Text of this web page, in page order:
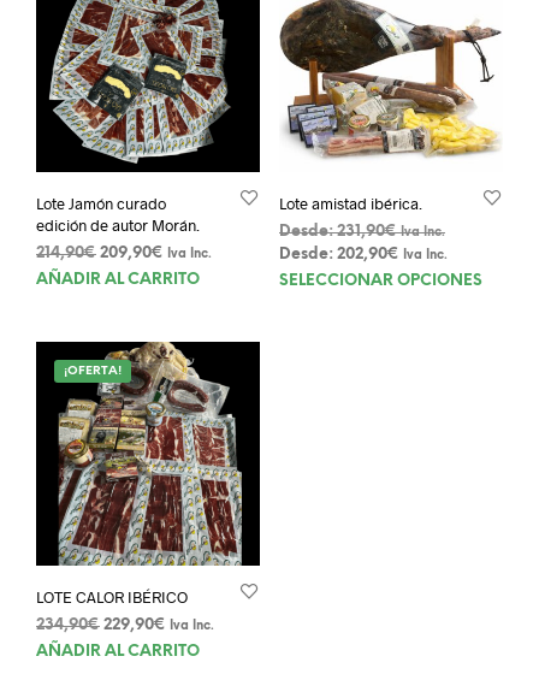
Lote Jamón curado
edición de autor Morán.
214,90€ El
precio
214,90€.
209,90€ El
precio
209,90€.
Iva Inc.
AÑADIR AL CARRITO
Lote amistad ibérica.
Desde:231,90€ Iva Inc.
Desde: 202,90€ Iva Inc.
SELECCIONAR OPCIONES
¡OFERTA!
LOTE CALOR IBÉRICO
234,90€ El
precio
229,90€ El
precio
Iva Inc.
AÑADIR AL CARRITO